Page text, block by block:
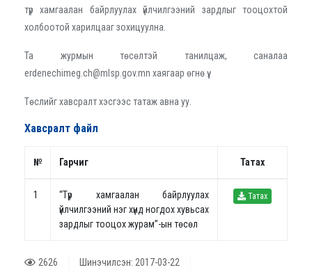
түр хамгаалан байрлуулах үйлчилгээний зардлыг тооцохтой
холбоотой харилцааг зохицуулна.
Та журмын төсөлтэй танилцаж, саналаа
erdenechimeg.ch@mlsp.gov.mn хаягаар өгнө үү.
Төслийг хавсралт хэсгээс татаж авна уу.
Хавсралт файл
№ Гарчиг Татах
1
“Түр хамгаалан байрлуулах
үйлчилгээний нэг хүнд ногдох хувьсах
зардлыг тооцох журам”-ын төсөл
Татах
2626 Шинэчилсэн: 2017-03-22